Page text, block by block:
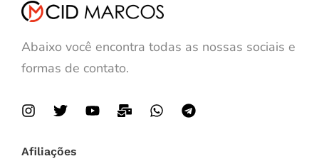
Abaixo você encontra todas as nossas sociais e
formas de contato.
Afiliações